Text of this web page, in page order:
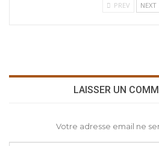
PREV NEXT
LAISSER UN
Votre adresse email ne